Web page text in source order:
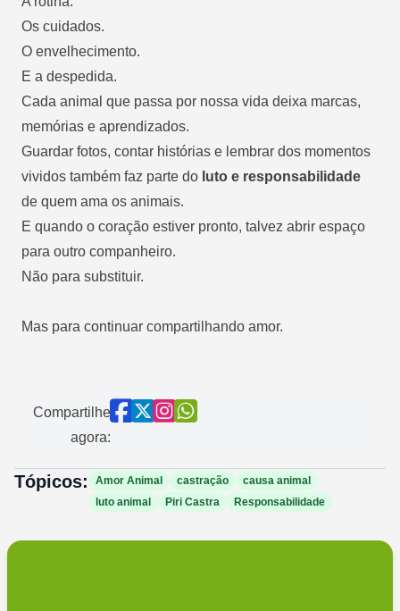
Os cuidados.
O envelhecimento.
E a despedida.
Cada animal que passa por nossa vida deixa marcas,
memórias e aprendizados.
Guardar fotos, contar histórias e lembrar dos momentos
vividos também faz parte do luto e responsabilidade
de quem ama os animais.
E quando o coração estiver pronto, talvez abrir espaço
para outro companheiro.
Não para substituir.
Mas para continuar compartilhando amor.
Compartilhe
agora:
Tópicos: Amor Animal castração
causa animal
luto animal
Piri Castra Responsabilidade